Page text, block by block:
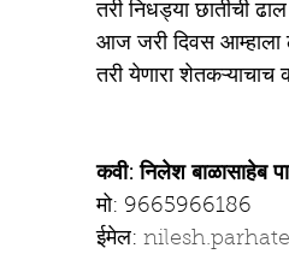
तरी निधड्या छातीची
आज जरी दिवस आम्हाला
तरी येणारा
कवी: निलेश बाळासाहेब
मो: 9665966186
ईमेल: